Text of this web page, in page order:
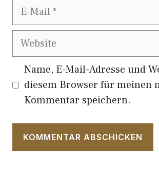
E-
Website
Name, E-Mail-Adresse und
diesem Browser für meinen
Kommentar speichern.